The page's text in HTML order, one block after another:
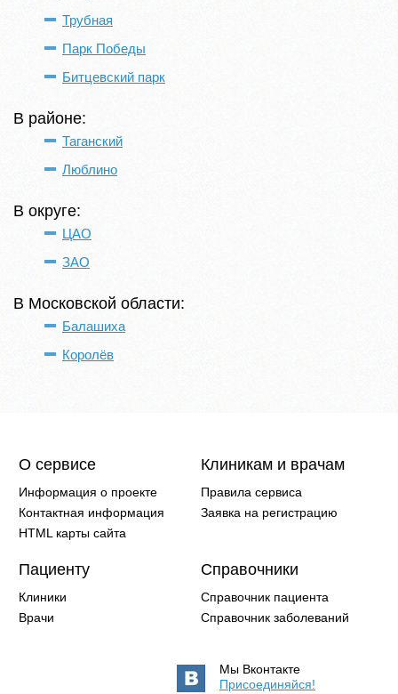
Трубная
Парк Победы
Битцевский парк
В районе:
Таганский
Люблино
В округе:
ЦАО
ЗАО
В Московской области:
Балашиха
Королёв
О сервисе
Информация о проекте
Контактная информация
HTML карты сайта
Клиникам и врачам
Правила сервиса
Заявка на регистрацию
Пациенту
Клиники
Врачи
Справочники
Справочник пациента
Справочник заболеваний
Мы Вконтакте
Присоединяйся!